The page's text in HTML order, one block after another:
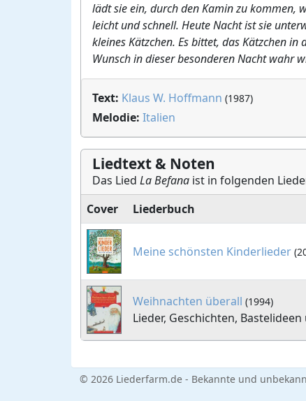
lädt sie ein, durch den Kamin zu kommen,
leicht und schnell. Heute Nacht ist sie
kleines Kätzchen. Es bittet, das Kätzchen
Wunsch in dieser besonderen Nacht wahr
Text: Klaus W. Hoffmann (1987)
Melodie: Italien
Liedtext & Noten
Das Lied La Befana ist in folgenden
Cover
Liederbuch
Meine schönsten Kinderlieder
Weihnachten überall (1994)
Lieder, Geschichten,
© 2026 Liederfarm.de - Bekannte und